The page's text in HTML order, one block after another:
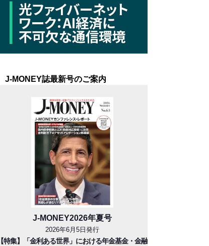
J-MONEY誌最新号のご案内
J-MONEY2026年夏号
2026年6月5日発行
【特集】「金利ある世界」における年金基金・金融